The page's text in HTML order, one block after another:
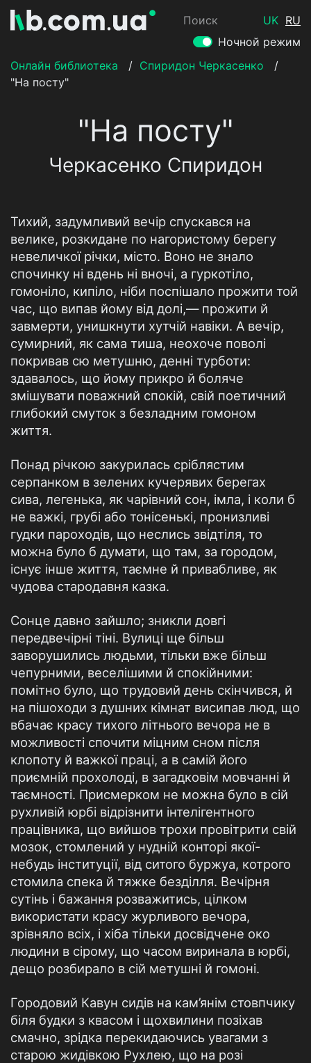
Поиск UK RU
Ночной режим
Онлайн библиотека
/ Спиридон Черкасенко
/
"На посту"
"На посту"
Черкасенко Спиридон
Тихий, задумливий вечір спускався на
велике, розкидане по нагористому берегу
невеличкої річки, місто. Воно не знало
спочинку ні вдень ні вночі, а гуркотіло,
гомоніло, кипіло, ніби поспішало прожити той
час, що випав йому від долі,— прожити й
завмерти, унишкнути хутчій навіки. А вечір,
сумирний, як сама тиша, неохоче поволі
покривав сю метушню, денні турботи:
здавалось, що йому прикро й боляче
змішувати поважний спокій, свій поетичний
глибокий смуток з безладним гомоном
життя.
Понад річкою закурилась сріблястим
серпанком в зелених кучерявих берегах
сива, легенька, як чарівний сон, імла, і коли б
не важкі, грубі або тонісенькі, пронизливі
гудки пароходів, що неслись звідтіля, то
можна було б думати, що там, за городом,
існує інше життя, таємне й привабливе, як
чудова стародавня казка.
Сонце давно зайшло; зникли довгі
передвечірні тіні. Вулиці ще більш
заворушились людьми, тільки вже більш
чепурними, веселішими й спокійними:
помітно було, що трудовий день скінчився, й
на пішоходи з душних кімнат висипав люд, що
вбачає красу тихого літнього вечора не в
можливості спочити міцним сном після
клопоту й важкої праці, а в самій його
приємній прохолоді, в загадковім мовчанні й
таємності. Присмерком не можна було в сій
рухливій юрбі відрізнити інтелігентного
працівника, що вийшов трохи провітрити свій
мозок, стомлений у нудній конторі якої-
небудь інституції, від ситого буржуа, котрого
стомила спека й тяжке безділля. Вечірня
сутінь і бажання розважитись, цілком
використати красу журливого вечора,
зрівняло всіх, і хіба тільки досвідчене око
людини в сірому, що часом виринала в юрбі,
дещо розбирало в сій метушні й гомоні.
Городовий Кавун сидів на кам’янім стовпчику
біля будки з квасом і щохвилини позіхав
смачно, зрідка перекидаючись увагами з
старою жидівкою Рухлею, що на розі